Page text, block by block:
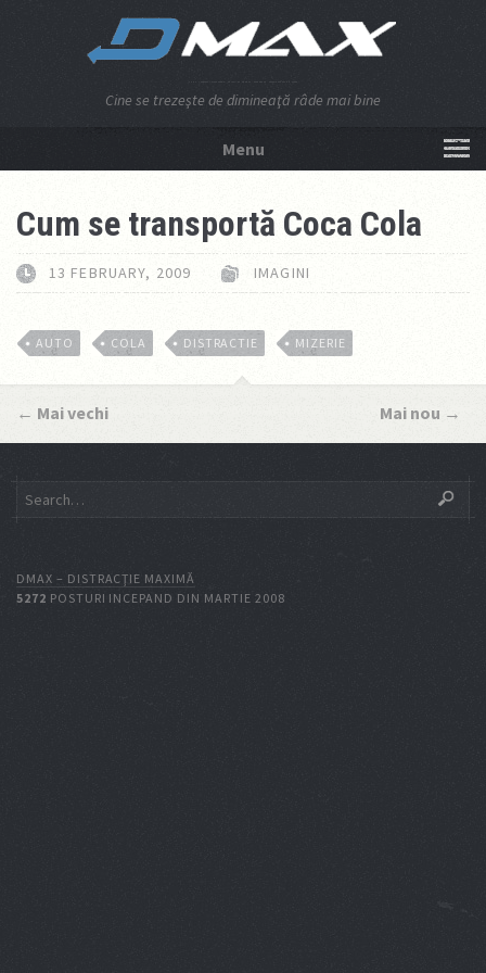
Cine se trezeşte de dimineaţă râde mai bine
Menu
Cum se transportă Coca Cola
13 FEBRUARY, 2009 IMAGINI
AUTO COLA DISTRACTIE MIZERIE
← Mai vechi Mai nou →
DMAX – DISTRACŢIE MAXIMĂ
5272 POSTURI INCEPAND DIN MARTIE 2008